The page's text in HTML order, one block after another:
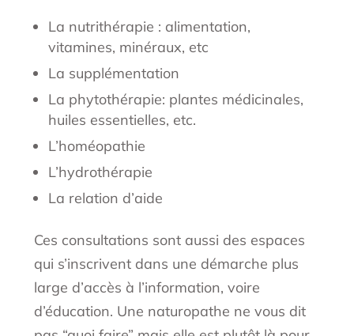
La nutrithérapie : alimentation,
vitamines, minéraux, etc
La supplémentation
La phytothérapie: plantes médicinales,
huiles essentielles, etc.
L’homéopathie
L’hydrothérapie
La relation d’aide
Ces consultations sont aussi des espaces
qui s’inscrivent dans une démarche plus
large d’accès à l’information, voire
d’éducation. Une naturopathe ne vous dit